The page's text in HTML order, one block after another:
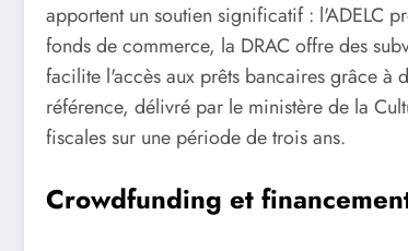
apportent un soutien significatif : l'ADELC
fonds de commerce, la DRAC offre des
facilite l'accès aux prêts bancaires grâce à
référence, délivré par le ministère de la
fiscales sur une période de trois ans.
Crowdfunding et